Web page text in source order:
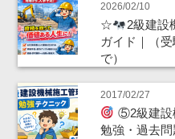
2026/02/10
☆
2級建設
ガイド｜（
で）
2017/02/27
⑤2級建設
勉強・過去